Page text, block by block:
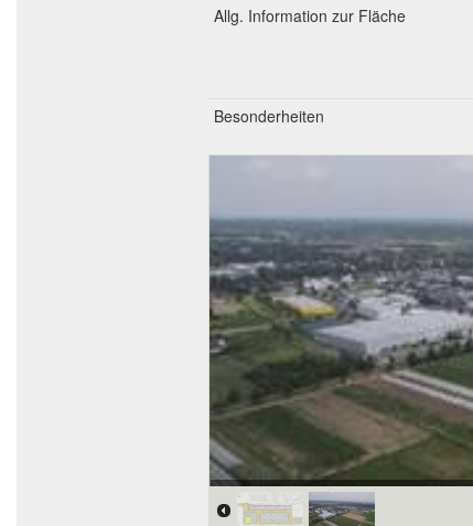
Allg. Information zur Fläche
Besonderheiten